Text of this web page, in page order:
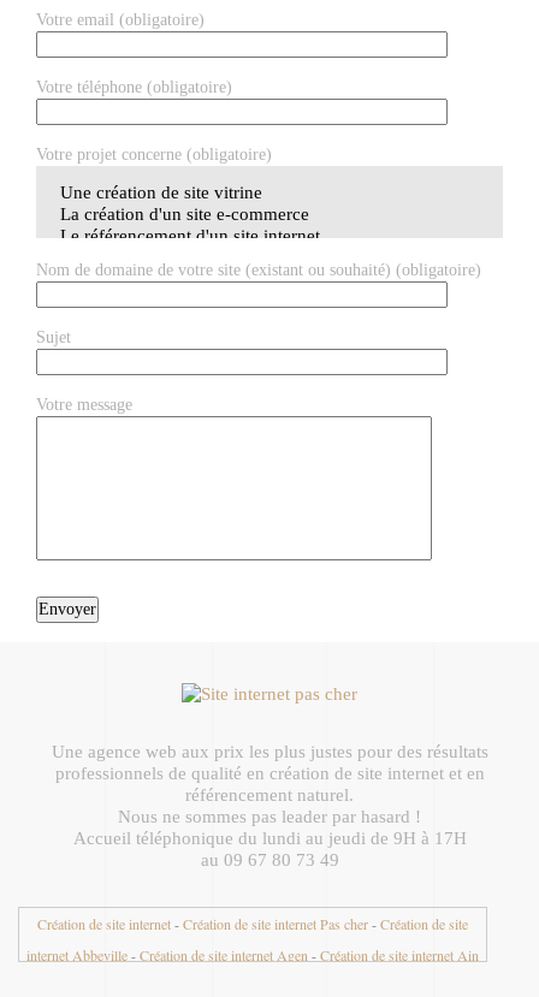
Votre email (obligatoire)
Votre téléphone (obligatoire)
Votre projet concerne (obligatoire)
Nom de domaine de votre site (existant ou souhaité) (obligatoire)
Sujet
Votre message
Une agence web aux prix les plus justes pour des résultats
professionnels de qualité en création de site internet et en
référencement naturel.
Nous ne sommes pas leader par hasard !
Accueil téléphonique du lundi au jeudi de 9H à 17H
au 09 67 80 73 49
Création de site internet-Création de site internet Pas cher-Création de site
internet Abbeville-Création de site internet Agen -Création de site internet Ain